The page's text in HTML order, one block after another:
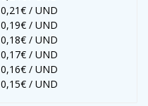
0,21€ / UND
0,19€ / UND
0,18€ / UND
0,17€ / UND
0,16€ / UND
0,15€ / UND